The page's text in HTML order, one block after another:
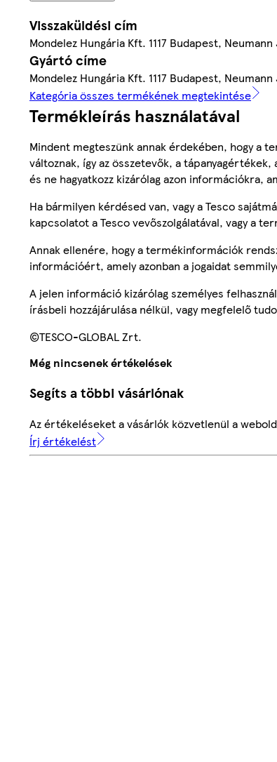
Visszaküldési cím
Mondelez Hungária Kft. 1117 Budapest,
Gyártó címe
Mondelez Hungária Kft. 1117 Budapest,
Kategória összes termékének megtekintése
Termékleírás használatával
Mindent megteszünk annak érdekében, hogy a
változnak, így az összetevők, a
és ne hagyatkozz kizárólag azon információkra,
Ha bármilyen kérdésed van, vagy a Tesco
kapcsolatot a Tesco vevőszolgálatával, vagy a
Annak ellenére, hogy a termékinformációk
információért, amely azonban a jogaidat
A jelen információ kizárólag személyes
írásbeli hozzájárulása nélkül, vagy megfelelő
©TESCO-GLOBAL Zrt.
Még nincsenek értékelések
Segíts a többi vásárlónak
Az értékeléseket a vásárlók közvetlenül a
Írj értékelést